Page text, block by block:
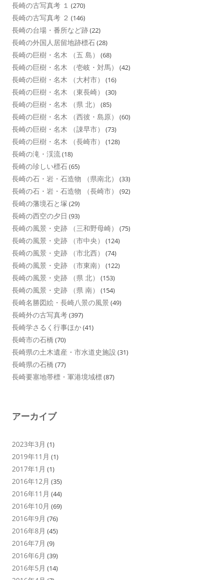
長崎の古写真考 １ (270)
長崎の古写真考 ２ (146)
長崎の台場・番所など跡(22)
長崎の外国人居留地跡標石(28)
長崎の巨樹・名木 （五 島） (68)
長崎の巨樹・名木 （壱岐・対馬） (42)
長崎の巨樹・名木 （大村市） (16)
長崎の巨樹・名木 （東長崎） (30)
長崎の巨樹・名木 （県 北） (85)
長崎の巨樹・名木 （西彼・島原） (60)
長崎の巨樹・名木 （諌早市） (73)
長崎の巨樹・名木 （長崎市） (128)
長崎の滝・渓流(18)
長崎の珍しい標石(65)
長崎の石・岩・石造物 （県南北） (33)
長崎の石・岩・石造物 （長崎市） (92)
長崎の藩境石と塚 (29)
長崎の西空の夕日 (93)
長崎の風景・史跡 （三和野母崎） (75)
長崎の風景・史跡 （市中央） (124)
長崎の風景・史跡 （市北西） (74)
長崎の風景・史跡 （市東南） (122)
長崎の風景・史跡 （県 北） (153)
長崎の風景・史跡 （県 南） (154)
長崎名勝図絵・長崎八景の風景 (49)
長崎外の古写真考(397)
長崎学さるく行事ほか(41)
長崎市の石橋 (70)
長崎県の土木遺産・市水道史施設 (31)
長崎県の石橋 (77)
長崎要塞地帯標・軍港境域標(87)
アーカイブ
2023年3月 (1)
2019年11月 (1)
2017年1月 (1)
2016年12月 (35)
2016年11月 (44)
2016年10月 (69)
2016年9月 (76)
2016年8月 (45)
2016年7月 (9)
2016年6月 (39)
2016年5月 (14)